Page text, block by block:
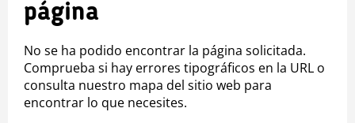
página
No se ha podido encontrar la página solicitada.
Comprueba si hay errores tipográficos en la URL o
consulta nuestro mapa del sitio web para
encontrar lo que necesites.